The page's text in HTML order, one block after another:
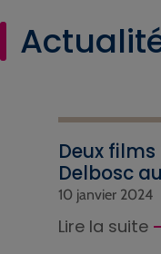
Deux
Delbosc
10 janvier 2024
Lire la suite